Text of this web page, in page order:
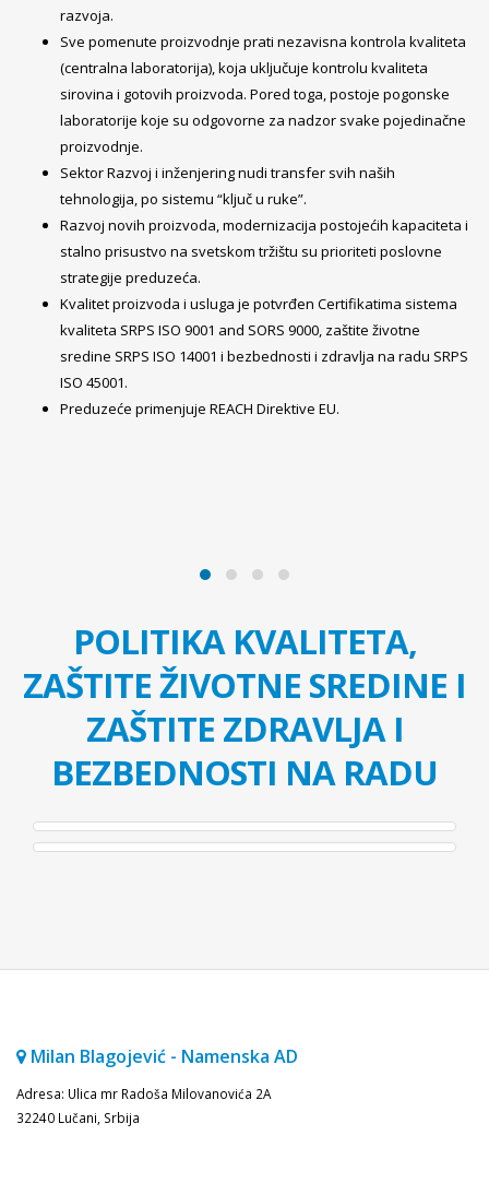
razvoja.
Sve pomenute proizvodnje prati nezavisna kontrola kvaliteta
(centralna laboratorija), koja uključuje kontrolu kvaliteta
sirovina i gotovih proizvoda. Pored toga, postoje pogonske
laboratorije koje su odgovorne za nadzor svake pojedinačne
proizvodnje.
Sektor Razvoj i inženjering nudi transfer svih naših
tehnologija, po sistemu “ključ u ruke”.
Razvoj novih proizvoda, modernizacija postojećih kapaciteta i
stalno prisustvo na svetskom tržištu su prioriteti poslovne
strategije preduzeća.
Kvalitet proizvoda i usluga je potvrđen Certifikatima sistema
kvaliteta SRPS ISO 9001 and SORS 9000, zaštite životne
sredine SRPS ISO 14001 i bezbednosti i zdravlja na radu SRPS
ISO 45001.
Preduzeće primenjuje REACH Direktive EU.
POLITIKA KVALITETA,
ZAŠTITE ŽIVOTNE SREDINE I
ZAŠTITE ZDRAVLJA I
BEZBEDNOSTI NA RADU
Milan Blagojević - Namenska AD
Adresa: Ulica mr Radoša Milovanovića 2A
32240 Lučani, Srbija